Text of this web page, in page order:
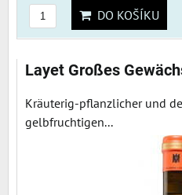
DO KOŠÍKU
Layet Großes
Kräuterig-pflanzlicher und
gelbfruchtigen...